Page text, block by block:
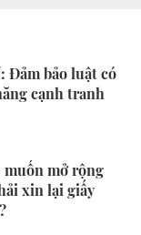
Đảm bảo luật có
cạnh tranh
mở rộng
xin lại giấy